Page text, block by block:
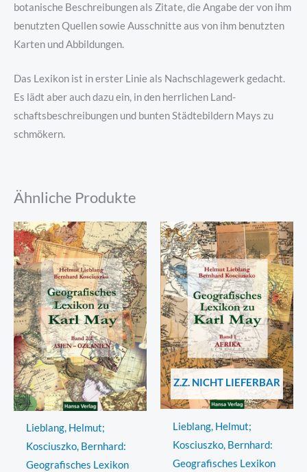
botanische Beschreibungen als Zitate, die Angabe der von ihm
benutzten Quellen sowie Ausschnitte aus von ihm benutzten
Karten und Abbildungen.
Das Lexikon ist in erster Linie als Nachschlagewerk gedacht.
Es lädt aber auch dazu ein, in den herrlichen Land-
schaftsbeschreibungen und bunten Städtebildern Mays zu
schmökern.
Ähnliche Produkte
Lieblang, Helmut;
Kosciuszko, Bernhard:
Geografisches Lexikon
Z.Z. NICHT LIEFERBAR
Lieblang, Helmut;
Kosciuszko, Bernhard:
Geografisches Lexikon